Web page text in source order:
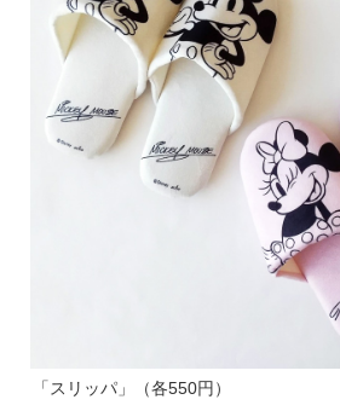
「スリッパ」（各550円）